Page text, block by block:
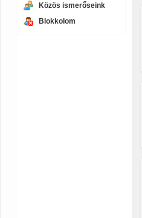
Közös ismerőseink
Blokkolom